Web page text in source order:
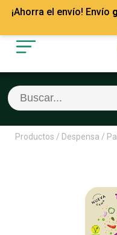
¡Ahorra el envío! Envío
Productos / Despensa /